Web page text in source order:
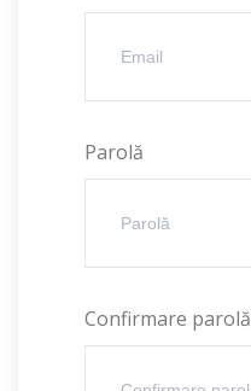
Parolă
Confirmare parolă